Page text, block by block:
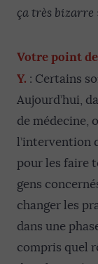
ça très bizarre
Votre point
Y. : Certains
Aujourd’hui,
de médecine,
l’intervention
pour les faire
gens
changer les
dans une
compris quel